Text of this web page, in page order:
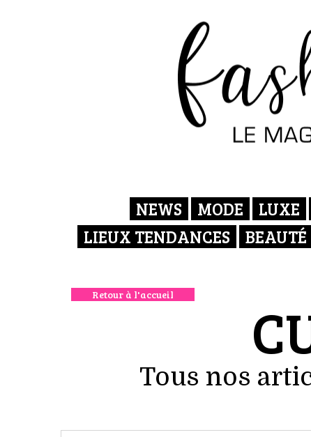
NEWS MODE LUXE
LIEUX TENDANCES
BEAUTÉ
Retour à l'accueil
Tous nos